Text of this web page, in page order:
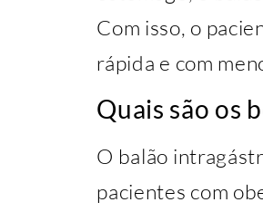
Com isso, o
rápida e com
Quais são os
O balão
pacientes com